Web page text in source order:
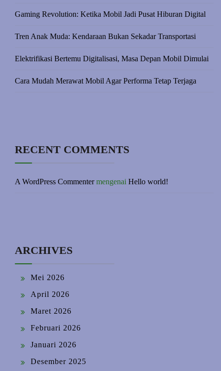
Gaming Revolution: Ketika Mobil Jadi Pusat Hiburan Digital
Tren Anak Muda: Kendaraan Bukan Sekadar Transportasi
Elektrifikasi Bertemu Digitalisasi, Masa Depan Mobil Dimulai
Cara Mudah Merawat Mobil Agar Performa Tetap Terjaga
RECENT COMMENTS
A WordPress Commentermengenai Hello world!
ARCHIVES
Mei 2026
April 2026
Maret 2026
Februari 2026
Januari 2026
Desember 2025